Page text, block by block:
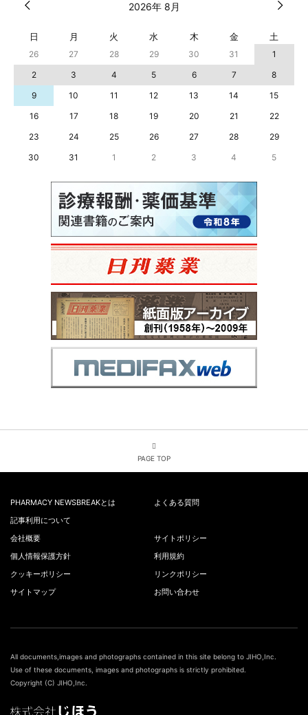
2026年 8月
日 月 火 水 木 金 土
26 27 28 29 30 31
1
2
3 4 5 6 7
8
9
10 11 12 13 14
15
16
17 18 19 20 21
22
23
24 25 26 27 28
29
30
31 1 2 3 4 5
PAGE TOP
PHARMACY NEWSBREAKとは
よくある質問
記事利用について
会社概要
サイトポリシー
個人情報保護方針
利用規約
クッキーポリシー
リンクポリシー
サイトマップ
お問い合わせ
All documents,images and photographs contained in this site belong to JIHO,Inc.
Use of these documents, images and photographs is strictly prohibited.
Copyright (C) JIHO,Inc.